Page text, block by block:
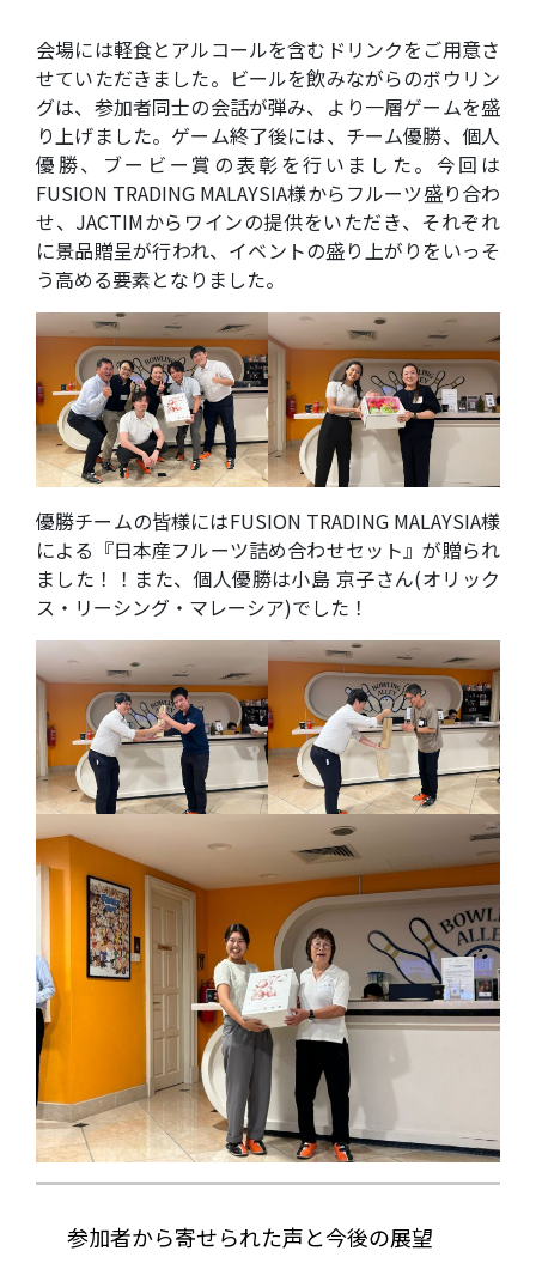
会場には軽食とアルコールを含むドリンクをご用意さ
せていただきました。ビールを飲みながらのボウリン
グは、参加者同士の会話が弾み、より一層ゲームを盛
り上げました。ゲーム終了後には、チーム優勝、個人
優勝、ブービー賞の表彰を行いました。今回は
FUSION TRADING MALAYSIA様からフルーツ盛り合わ
せ、JACTIMからワインの提供をいただき、それぞれ
に景品贈呈が行われ、イベントの盛り上がりをいっそ
う高める要素となりました。
優勝チームの皆様にはFUSION TRADING MALAYSIA様
による『日本産フルーツ詰め合わせセット』が贈られ
ました！！また、個人優勝は小島 京子さん(オリック
ス・リーシング・マレーシア)でした！
参加者から寄せられた声と今後の展望